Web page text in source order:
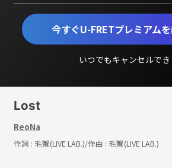
今すぐU-FRETプレミアム
いつでもキャンセルでき
Lost
ReoNa
作詞 : 毛蟹(LIVE LAB.)/作曲 : 毛蟹(LIVE LAB.)